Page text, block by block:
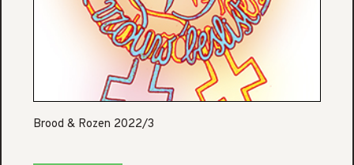
Brood & Rozen 2022/3